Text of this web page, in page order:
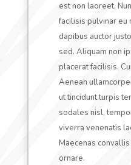
est non laoreet.
facilisis pulvinar eu
dapibus auctor
sed. Aliquam non
placerat facilisis.
Aenean
ut tincidunt turpis
sodales nisl,
viverra venenatis
Maecenas
ornare.